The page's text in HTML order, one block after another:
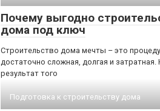
Почему выгодно
дома под ключ
Строительство дома мечты – это
достаточно сложная, долгая и затратная.
результат того
Подготовка к строительству дома